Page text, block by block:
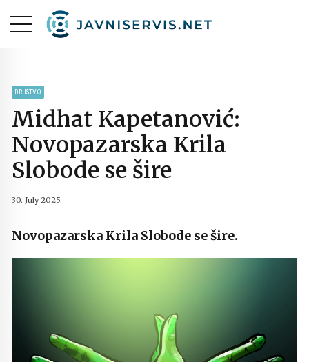
DRUŠTVO
Midhat Kapetanović:
Novopazarska Krila
Slobode se šire
30. July 2025.
Novopazarska Krila Slobode se šire.